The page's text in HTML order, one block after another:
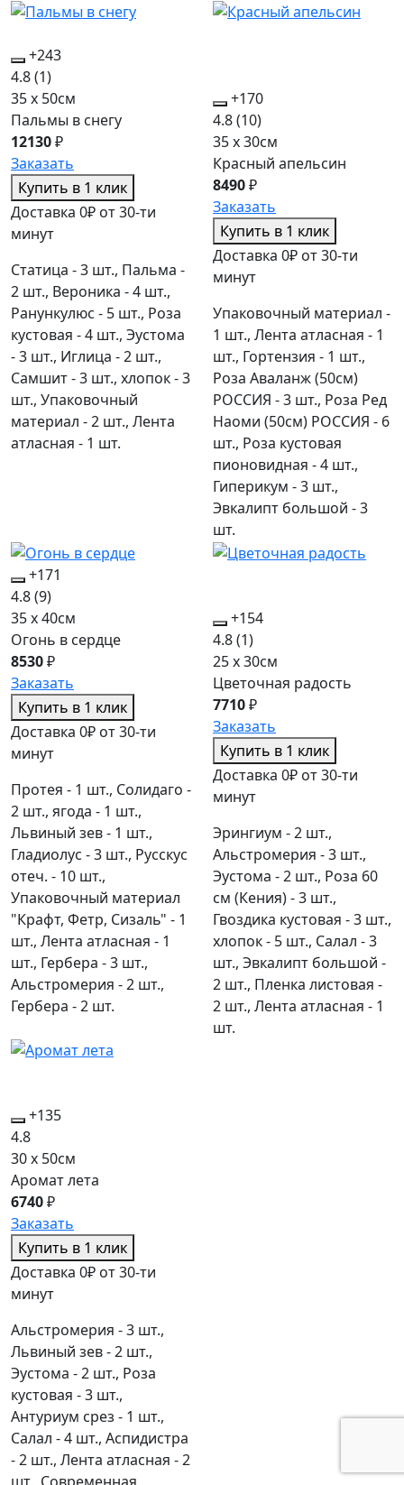
+243
4.8(1)
35 x 50см
Пальмы в снегу
12130₽
Заказать
Купить в 1 клик
Доставка 0₽ от 30-ти
минут
Статица - 3 шт., Пальма -
2 шт., Вероника - 4 шт.,
Ранункулюс - 5 шт., Роза
кустовая - 4 шт., Эустома
- 3 шт., Иглица - 2 шт.,
Самшит - 3 шт., хлопок - 3
шт., Упаковочный
материал - 2 шт., Лента
атласная - 1 шт.
+170
4.8(10)
35 x 30см
Красный апельсин
8490₽
Заказать
Купить в 1 клик
Доставка 0₽ от 30-ти
минут
Упаковочный материал -
1 шт., Лента атласная - 1
шт., Гортензия - 1 шт.,
Роза Аваланж (50см)
РОССИЯ - 3 шт., Роза Ред
Наоми (50см) РОССИЯ - 6
шт., Роза кустовая
пионовидная - 4 шт.,
Гиперикум - 3 шт.,
Эвкалипт большой - 3
шт.
+171
4.8(9)
35 x 40см
Огонь в сердце
8530₽
Заказать
Купить в 1 клик
Доставка 0₽ от 30-ти
минут
Протея - 1 шт., Солидаго -
2 шт., ягода - 1 шт.,
Львиный зев - 1 шт.,
Гладиолус - 3 шт., Русскус
отеч. - 10 шт.,
Упаковочный материал
"Крафт, Фетр, Сизаль" - 1
шт., Лента атласная - 1
шт., Гербера - 3 шт.,
Альстромерия - 2 шт.,
Гербера - 2 шт.
+154
4.8(1)
25 x 30см
Цветочная радость
7710₽
Заказать
Купить в 1 клик
Доставка 0₽ от 30-ти
минут
Эрингиум - 2 шт.,
Альстромерия - 3 шт.,
Эустома - 2 шт., Роза 60
см (Кения) - 3 шт.,
Гвоздика кустовая - 3 шт.,
хлопок - 5 шт., Салал - 3
шт., Эвкалипт большой -
2 шт., Пленка листовая -
2 шт., Лента атласная - 1
шт.
+135
4.8
30 x 50см
Аромат лета
6740₽
Заказать
Купить в 1 клик
Доставка 0₽ от 30-ти
минут
Альстромерия - 3 шт.,
Львиный зев - 2 шт.,
Эустома - 2 шт., Роза
кустовая - 3 шт.,
Антуриум срез - 1 шт.,
Салал - 4 шт., Аспидистра
- 2 шт., Лента атласная - 2